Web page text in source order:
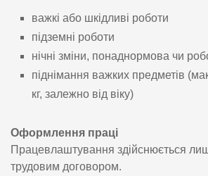
важкі або шкідливі роботи
підземні роботи
нічні зміни, понаднормова чи
піднімання важких предметів
кг, залежно від віку)
Оформлення праці
Працевлаштування здійснюється
трудовим договором.